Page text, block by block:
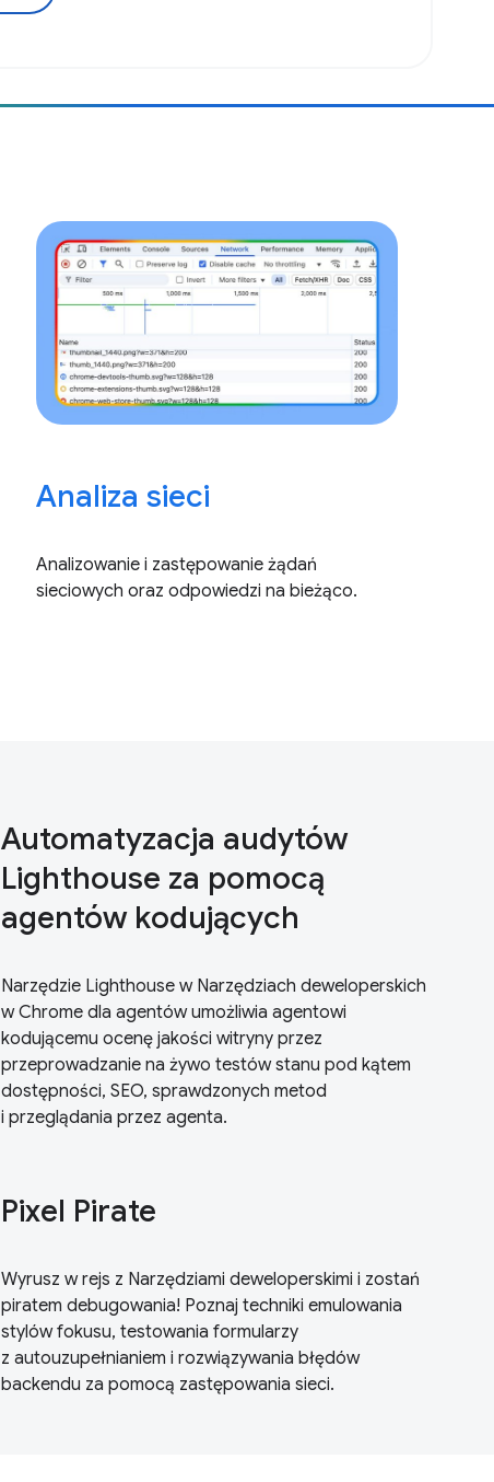
Analiza sieci
Analizowanie i zastępowanie żądań
sieciowych oraz odpowiedzi na bieżąco.
Automatyzacja audytów
Lighthouse za pomocą
agentów kodujących
Narzędzie Lighthouse w Narzędziach deweloperskich
w Chrome dla agentów umożliwia agentowi
kodującemu ocenę jakości witryny przez
przeprowadzanie na żywo testów stanu pod kątem
dostępności, SEO, sprawdzonych metod
i przeglądania przez agenta.
Pixel Pirate
Wyrusz w rejs z Narzędziami deweloperskimi i zostań
piratem debugowania! Poznaj techniki emulowania
stylów fokusu, testowania formularzy
z autouzupełnianiem i rozwiązywania błędów
backendu za pomocą zastępowania sieci.